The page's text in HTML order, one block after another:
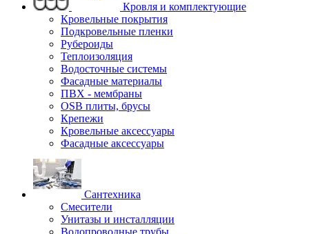
Кровля и комплектующие
Кровельные покрытия
Подкровельные пленки
Рубероиды
Теплоизоляция
Водосточные системы
Фасадные материалы
ПВХ - мембраны
OSB плиты, брусы
Крепежи
Кровельные аксессуары
Фасадные аксессуары
Сантехника
Смесители
Унитазы и инсталляции